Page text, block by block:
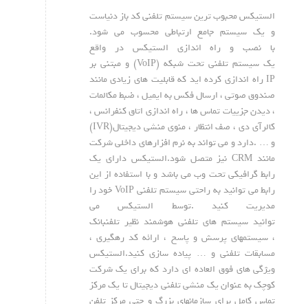
الستیکس محبوب ترین سیستم تلفنی کد باز دنیاست
و یک سیستم جامع ارتباطی محسوب می شود.
با نصب و راه اندازی الستیکس در واقع
یک سیستم تلفنی تحت شبکه (VoIP) و مبتنی بر
IP راه اندازی کرده اید که قابلیت های زیادی مانند
صندوق صوتی ، ارسال فکس به ایمیل ، ضبط مکالمات
، دیدن جزییات تماس ها ، راه اندازی اتاق کنفرانس ،
کالرآی دی ، صف انتظار ، منوی منشی دیجیتال(IVR)
و … .دارد و می تواند به نرم افزارهای داخلی شرکت
مانند CRM نیز متصل شود.الستیکس دارای یک
رابط گرافیکی تحت وب می باشد و با استفاده از این
رابط می توانید به راحتی سیستم تلفنی VoIP خود را
مدیریت کنید .توسط الستیکس می
توانید سیستم های تلفنی هوشمند نظیر تلفنبانک
، سیستمهای پرسش و پاسخ ، ارائه کد رهگیری ،
مسابقات تلفنی و … پیاده سازی کنید.الستیکس
ویژگی های فوق العاده ای دارد که برای یک شرکت
کوچک به عنوان یک منشی تلفنی دیجیتال تا یک مرکز
تماس کامل برای سازمانهای بزرگ و حتی مرکز تلفن